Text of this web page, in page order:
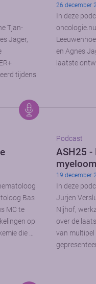
Tjan-
Jager,
tijdens
26 december
In deze
en Agnes
laatste
Bas
MC te
op
die …
Podcast
ASH25
myeloom
19 december
In deze
Jurjen
Nijhof,
over de
van multipel